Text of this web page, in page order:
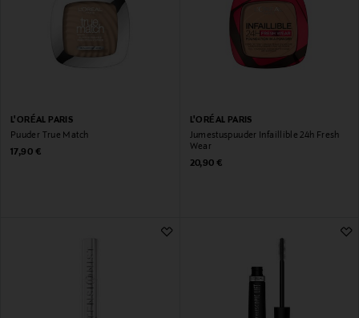
L'ORÉAL PARIS
Puuder True Match
Original Price
17,90 €
L'ORÉAL PARIS
Jumestuspuuder Infaillible 24h Fresh
Wear
Original Price
20,90 €